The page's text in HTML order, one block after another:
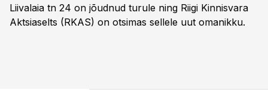
Liivalaia tn 24 on jõudnud turule ning Riigi Kinnisvara
Aktsiaselts (RKAS) on otsimas sellele uut omanikku.